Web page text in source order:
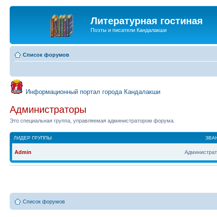
Литературная гостиная
Поэты и писатели Кандалакши
Список форумов
Информационный портал города Кандалакши
Администраторы
Это специальная группа, управляемая администратором форума.
ЛИДЕР ГРУППЫ
Admin
Список форумов